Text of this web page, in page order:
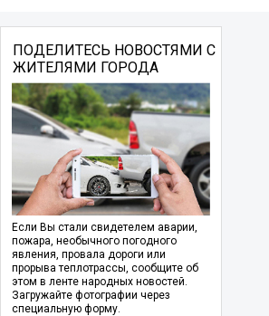
ПОДЕЛИТЕСЬ НОВОСТЯМИ С
ЖИТЕЛЯМИ ГОРОДА
Если Вы стали свидетелем аварии,
пожара, необычного погодного
явления, провала дороги или
прорыва теплотрассы, сообщите об
этом в ленте народных новостей.
Загружайте фотографии через
специальную форму.